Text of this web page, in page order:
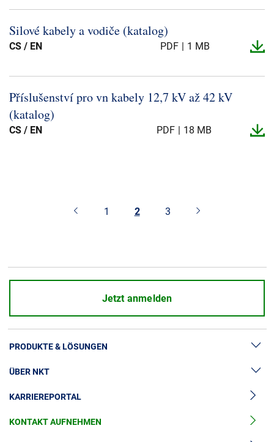
Silové kabely a vodiče (katalog)
CS / EN PDF 1 MB
Příslušenství pro vn kabely 12,7 kV až 42 kV
(katalog)
CS / EN PDF 18 MB
1 2 3
Jetzt anmelden
PRODUKTE & LÖSUNGEN
Hochspannung
Kabelgarnituren
Mittelspannungskabel
ÜBER NKT
News & Presse
Unsere Geschichte
KARRIEREPORTAL
KONTAKT AUFNEHMEN